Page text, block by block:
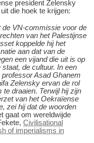
president Zelensky
die hoek te krijgen:
de VN-commissie voor de
van het Palestijnse
koppelde hij het
aan dat van de
een vijand die uit is op
de cultuur. In een
Asad Ghanem
Zelensky ervan de rol
te draaien. Terwijl hij zijn
van het Oekraïense
zei hij dat de woorden
gaat om wereldwijde
Civilisational
of imperialisms in